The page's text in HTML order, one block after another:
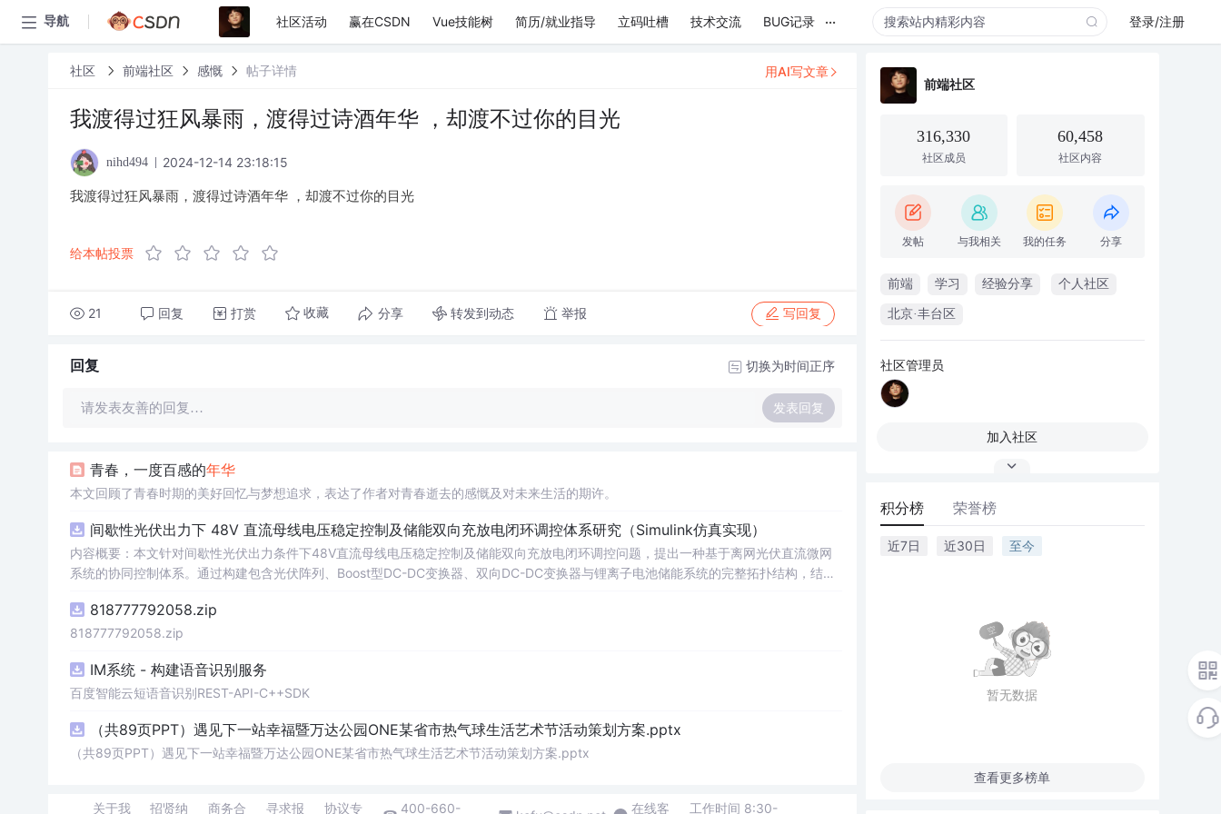
导航 社区活动 赢在CSDN Vue技能树 简历/就业指导 立码吐槽 技术交流 BUG记录 ... 登录/注册
社区 前端社区 感慨 帖子详情
我渡得过狂风暴雨，渡得过诗酒年华 ，却渡不过你的目光
nihd494 2024-12-14 23:18:15
我渡得过狂风暴雨，渡得过诗酒年华 ，却渡不过你的目光
给本帖投票
21 回复 打赏 收藏 分享 转发到动态 举报 写回复
用AI写文章
回复 切换为时间正序
请发表友善的回复… 发表回复
青春，一度百感的年华
本文回顾了青春时期的美好回忆与梦想追求，表达了作者对青春逝去的感慨及对未来生活的期许。
间歇性光伏出力下 48V 直流母线电压稳定控制及储能双向充放电闭环调控体系研究（Simulink仿真实现）
内容概要：本文针对间歇性光伏出力条件下48V直流母线电压稳定控制及储能双向充放电闭环调控问题，提出一种基于离网光伏直流微网
系统的协同控制体系。通过构建包含光伏阵列、Boost型DC-DC变换器、双向DC-DC变换器与锂离子电池储能系统的完整拓扑结构，结合
压外环与电流内环双闭环控制策略，确保在光照强度波动、负载突变等动态工况下维持母线电压稳定。在Simulink环境中搭建全系统仿真
模型，验证了控制策略在多种扰动场景下的有效性与鲁棒性，显著提升了微网在无外部电网支撑下的自主运行能力和电能质量水平。; 适合
与仿真的工程技术人员。; 使用场景及目标：①用于教学与科研中离网型光伏直流微网系统的建模与仿真分析；②指导实际工程中48V直
流微网的电压稳定控制与储能协调管理方案设计；③为新能源微网中的能量管理与动态响应优化提供理论支持与仿真验证平台。; 阅读建
在不同扰动工况下的响应特性与控制逻辑设计原理。
818777792058.zip
818777792058.zip
IM系统 - 构建语音识别服务
百度智能云短语音识别REST-API-C++SDK
（共89页PPT）遇见下一站幸福暨万达公园ONE某省市热气球生活艺术节活动策划方案.pptx
（共89页PPT）遇见下一站幸福暨万达公园ONE某省市热气球生活艺术节活动策划方案.pptx
关于我 招贤纳 商务合 寻求报 协议专 400-660- 在线客 工作时间 8:30-
前端社区
316,330
社区成员
60,458
社区内容
发帖 与我相关 我的任务 分享
前端 学习 经验分享 个人社区
北京·丰台区
社区管理员
加入社区
积分榜 荣誉榜
近7日 近30日 至今
暂无数据
查看更多榜单